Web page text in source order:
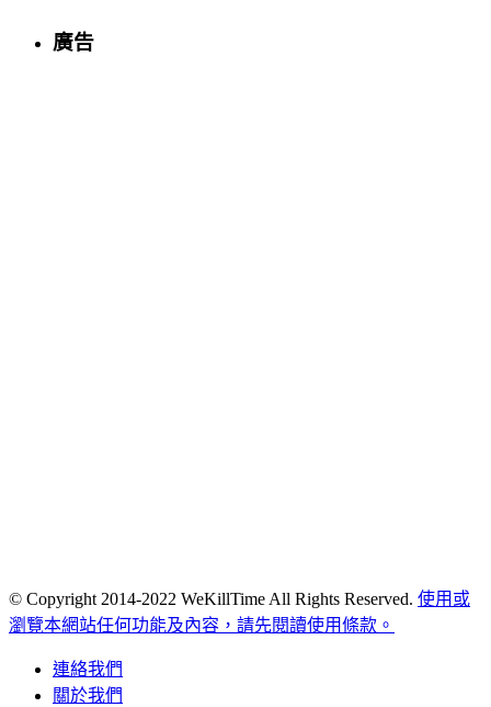
廣告
© Copyright 2014-2022 WeKillTime All Rights Reserved. 使用或
瀏覽本網站任何功能及內容，請先閱讀使用條款。
連絡我們
關於我們